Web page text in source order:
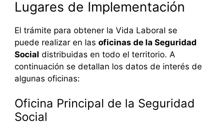
Lugares de Implementación
El trámite para obtener la Vida Laboral se
puede realizar en las oficinas de la Seguridad
Social distribuidas en todo el territorio. A
continuación se detallan los datos de interés de
algunas oficinas:
Oficina Principal de la Seguridad
Social